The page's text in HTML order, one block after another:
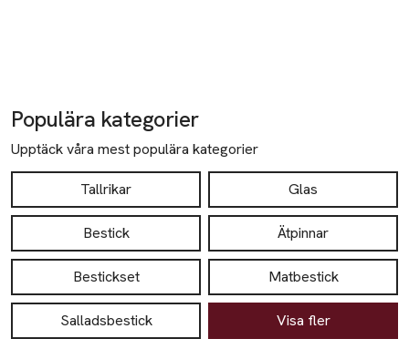
Populära kategorier
Upptäck våra mest populära kategorier
Tallrikar Glas
Bestick Ätpinnar
Bestickset Matbestick
Salladsbestick Visa fler